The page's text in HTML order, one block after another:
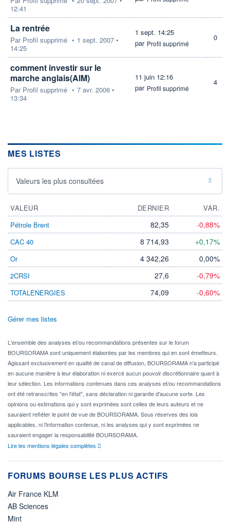
12:41
La rentrée
Par Profil supprimé • 1 sept. 2007 •
14:25
1 sept. 14:25
par Profil supprimé
0
comment investir sur le
marche anglais(AlM)
Par Profil supprimé • 7 avr. 2006 •
13:34
11 juin 12:16
par Profil supprimé
4
MES LISTES
Valeurs les plus consultées
VALEUR DERNIER
VAR.
Pétrole Brent
82,35 -0,88%
CAC 40 8 714,93 +0,17%
Or 4 342,26 0,00%
2CRSI 27,6 -0,79%
TOTALENERGIES 74,09 -0,60%
Gérer mes listes
L'ensemble des analyses et/ou recommandations présentes sur le forum
BOURSORAMA sont uniquement élaborées par les membres qui en sont émetteurs.
Agissant exclusivement en qualité de canal de diffusion, BOURSORAMA n'a participé
en aucune manière à leur élaboration ni exercé aucun pouvoir discrétionnaire quant à
leur sélection. Les informations contenues dans ces analyses et/ou recommandations
ont été retranscrites "en l'état", sans déclaration ni garantie d'aucune sorte. Les
opinions ou estimations qui y sont exprimées sont celles de leurs auteurs et ne
sauraient refléter le point de vue de BOURSORAMA. Sous réserves des lois
applicables, ni l'information contenue, ni les analyses qui y sont exprimées ne
sauraient engager la responsabilité BOURSORAMA.
Lire les mentions légales complètes
FORUMS BOURSE LES PLUS ACTIFS
Air France KLM
AB Sciences
Mint